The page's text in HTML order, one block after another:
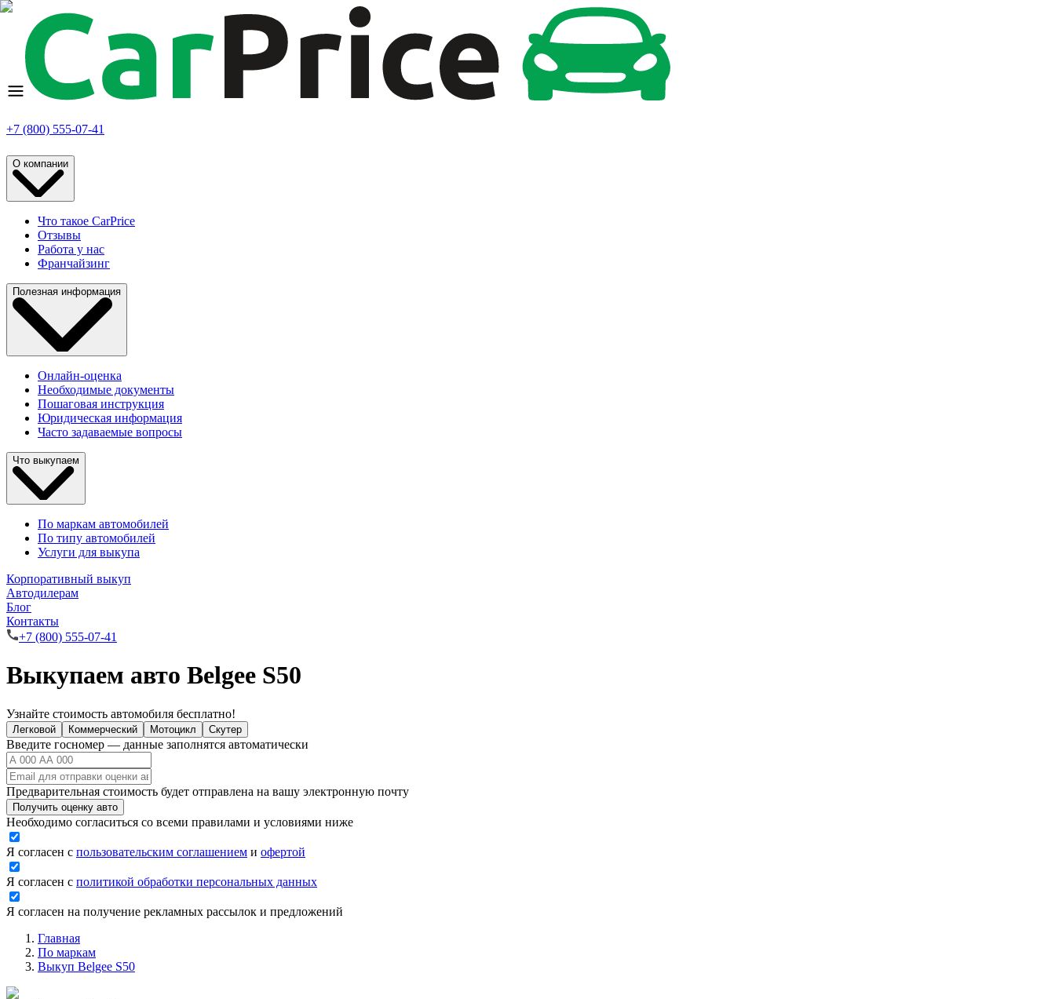
+7 (800) 555-07-41
О компании
Что такое CarPrice
Отзывы
Работа у нас
Франчайзинг
Полезная информация
Онлайн-оценка
Необходимые документы
Пошаговая инструкция
Юридическая информация
Часто задаваемые вопросы
Что выкупаем
По маркам автомобилей
По типу автомобилей
Услуги для выкупа
Корпоративный выкуп
Автодилерам
Блог
Контакты
+7 (800) 555-07-41
Выкупаем авто Belgee S50
Узнайте стоимость автомобиля бесплатно!
Легковой Коммерческий Мотоцикл Скутер
Введите госномер — данные заполнятся автоматически
Предварительная стоимость будет отправлена на вашу электронную почту
Получить оценку авто
Необходимо согласиться со всеми правилами и условиями ниже
Я согласен с пользовательским соглашением и офертой
Я согласен с политикой обработки персональных данных
Я согласен на получение рекламных рассылок и предложений
Главная
По маркам
Выкуп Belgee S50